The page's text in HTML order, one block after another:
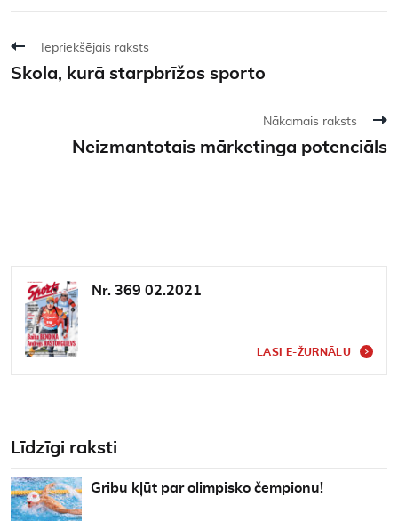
Iepriekšējais raksts
Skola, kurā starpbrīžos sporto
Nākamais raksts
Neizmantotais mārketinga potenciāls
Nr. 369 02.2021
LASI E-ŽURNĀLU
Līdzīgi raksti
Gribu kļūt par olimpisko čempionu!